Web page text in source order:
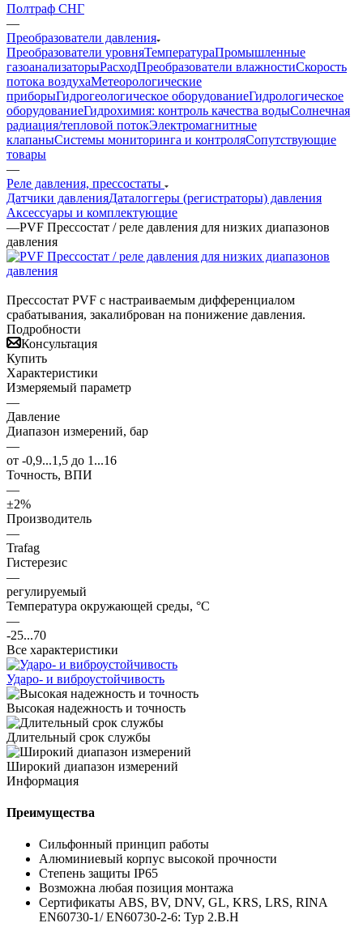
Полтраф СНГ
—
Преобразователи давления
Преобразователи уровняТемператураПромышленные
газоанализаторыРасходПреобразователи влажностиСкорость
потока воздухаМетеорологические
приборыГидрогеологическое оборудованиеГидрологическое
оборудованиеГидрохимия: контроль качества водыСолнечная
радиация/тепловой потокЭлектромагнитные
клапаныСистемы мониторинга и контроляСопутствующие
товары
—
Реле давления, прессостаты
Датчики давленияДаталоггеры (регистраторы) давления
Аксессуары и комплектующие
—PVF Прессостат / реле давления для низких диапазонов
давления
Прессостат PVF с настраиваемым дифференциалом
срабатывания, закалиброван на понижение давления.
Подробности
Консультация
Купить
Характеристики
Измеряемый параметр
—
Давление
Диапазон измерений, бар
—
от -0,9...1,5 до 1...16
Точность, ВПИ
—
±2%
Производитель
—
Trafag
Гистерезис
—
регулируемый
Температура окружающей среды, °С
—
-25...70
Все характеристики
Ударо- и виброустойчивость
Высокая надежность и точность
Длительный срок службы
Широкий диапазон измерений
Информация
Преимущества
Сильфонный принцип работы
Алюминиевый корпус высокой прочности
Степень защиты IP65
Возможна любая позиция монтажа
Сертификаты ABS, BV, DNV, GL, KRS, LRS, RINA
EN60730-1/ EN60730-2-6: Typ 2.B.H